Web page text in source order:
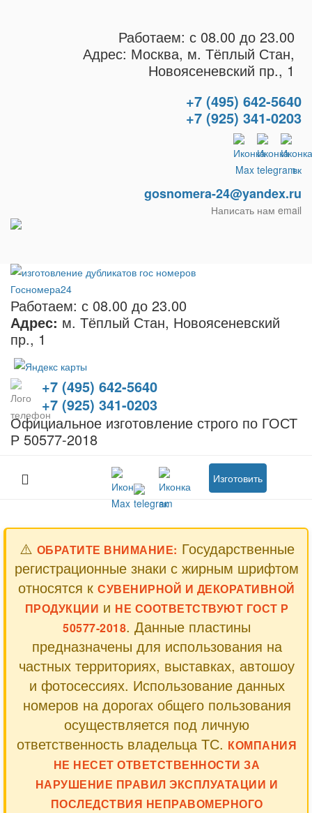
Работаем: с 08.00 до 23.00
Адрес: Москва, м. Тёплый Стан,
Новоясеневский пр., 1
+7 (495) 642-5640
+7 (925) 341-0203
gosnomera-24@yandex.ru
Написать нам email
Работаем: с 08.00 до 23.00
Адрес: м. Тёплый Стан, Новоясеневский
пр., 1
+7 (495) 642-5640
+7 (925) 341-0203
Официальное изготовление строго по ГОСТ
Р 50577-2018
Изготовить
⚠️ ОБРАТИТЕ ВНИМАНИЕ: Государственные
регистрационные знаки с жирным шрифтом
относятся кСУВЕНИРНОЙ И ДЕКОРАТИВНОЙ
ПРОДУКЦИИ и НЕ СООТВЕТСТВУЮТ ГОСТ Р
50577-2018. Данные пластины
предназначены для использования на
частных территориях, выставках, автошоу
и фотосессиях. Использование данных
номеров на дорогах общего пользования
осуществляется под личную
ответственность владельца ТС. КОМПАНИЯ
НЕ НЕСЕТ ОТВЕТСТВЕННОСТИ ЗА
НАРУШЕНИЕ ПРАВИЛ ЭКСПЛУАТАЦИИ И
ПОСЛЕДСТВИЯ НЕПРАВОМЕРНОГО